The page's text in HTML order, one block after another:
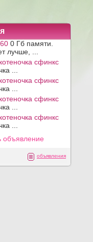
0 Гб памяти.
лучше, ...
сфинкс
...
сфинкс
...
сфинкс
...
сфинкс
...
объявление
объявления